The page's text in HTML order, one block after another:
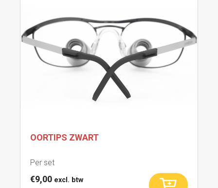
OORTIPS ZWART
Per set
€9,00 excl. btw